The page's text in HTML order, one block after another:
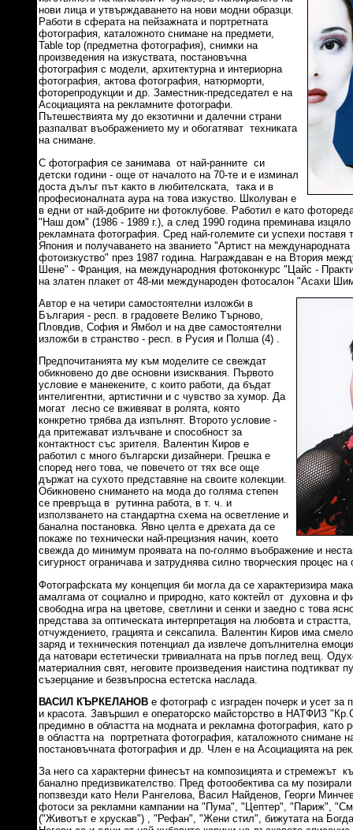
нови лица и утвърждаването на нови модни образци.
Работи в сферата на пейзажната и портретната
фотография, каталожното снимане на предмети,
Table top (предметна фотография), снимки на
произведения на изкуствата, постановъчна
фотография с модели, архитектурна и интериорна
фотография, актова фотография, натюрморти,
фоторепродукции и др. Заместник-председател е на
Асоциацията на рекламните фотографи.
Пътешествията му до екзотични и далечни страни
разпалват въображението му и обогатяват техниката
на снимане.
С фотография се занимава от най-ранните си
детски години - още от началото на 70-те и е изминал
доста дълъг път както в любителската, така и в
професионалната аура на това изкуство. Школуван е
в едни от най-добрите ни фотоклубове. Работил е като
"Наш дом" (1986 - 1989 г.), а след 1990 година преминава изцяло
рекламната фотография. Сред най-големите си успехи поставя
Япония и получаването на званието "Артист на
фотоизкуство" през 1987 година. Награждаван е на Втория
Шене" - Франция, на международния фотоконкурс "Цайс -
на златен плакет от 48-ми международен фотосалон "Асахи
Автор е на четири самостоятелни изложби в
България - респ. в градовете Велико Търново,
Пловдив, София и Ямбол и на две самостоятелни
изложби в странство - респ. в Русия и Полша (4) .
Предпочитанията му към моделите се свеждат
обикновено до две основни изисквания. Първото
условие е манекените, с които работи, да бъдат
интелигентни, артистични и с чувство за хумор. Да
могат лесно се вживяват в ролята, която
конкретно трябва да изпълнят. Второто условие -
да притежават излъчване и способност за
контактност със зрителя. Валентин Киров е
работил с много български дизайнери. Грешка е
според него това, че повечето от тях все още
държат на сухото представяне на своите колекции.
Обикновено снимането на мода до голяма степен
се превръща в рутинна работа, в т. ч. и
използването на стандартна схема на осветление и
банална постановка. Явно целта е дрехата да се
покаже по технически най-прецизния начин, което
свежда до минимум проявата на по-голямо въображение и
сигурност ограничава и затруднява силно творческия процес
Фотографската му концепция би могла да се характеризира
амалгама от социално и природно, като коктейл от духовна и
свободна игра на цветове, светлини и сенки и заедно с това
представа за оптическата интерпретация на любовта и
отчуждението, грацията и сексапила. Валентин Киров има
заряд и техническия потенциал да извлече допълнителна
да натовари естетически тривиалната на пръв поглед вещ.
материалния свят, неговите произведения наистина подтикват
съзерцание и безвъпросна естетска наслада.
ВАСИЛ КЪРКЕЛАНОВ е фотограф с изграден почерк и усет за
и красота. Завършил е операторско майсторство в НАТФИЗ
предимно в областта на модната и рекламна фотография, като
в областта на портретната фотография, каталожното снимане
постановъчната фотография и др. Член е на Асоциацията на
За него са характерни финесът на композицията и стремежът
банално предизвикателство. Пред фотообектива са му позирали
попзвезди като Нели Рангелова, Васил Найденов, Георги
фотоси за рекламни кампании на "Пума", "Цептер", "Париж",
("Животът е хрускав") , "Рефан", "Жени стил", бижутата на